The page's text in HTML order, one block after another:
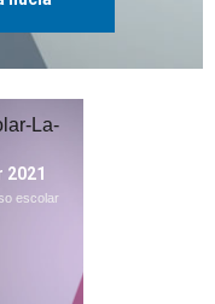
escolar